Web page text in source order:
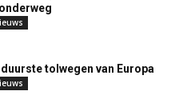
tolwegen van Europa